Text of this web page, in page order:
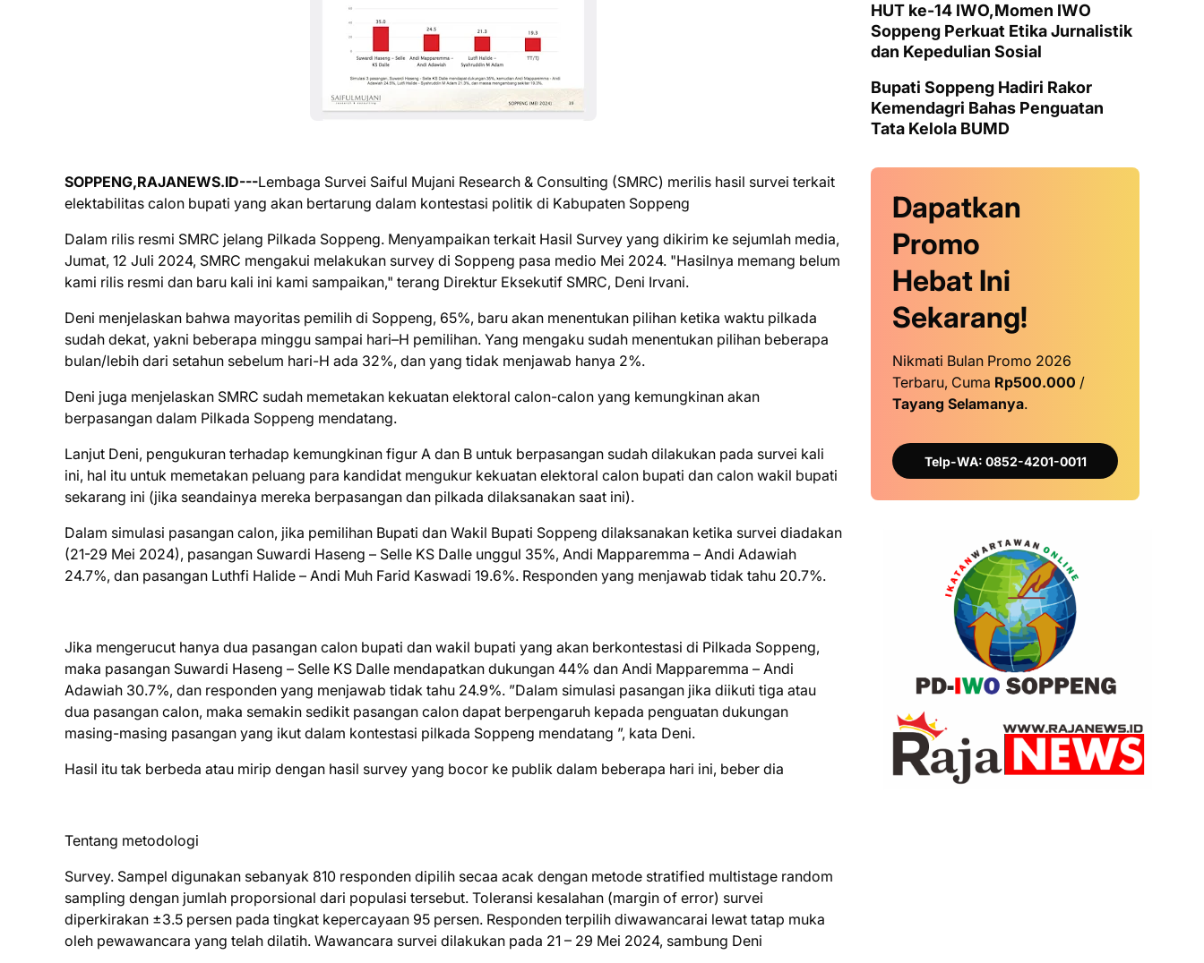
SOPPENG,RAJANEWS.ID---Lembaga Survei Saiful Mujani Research & Consulting (SMRC) merilis hasil survei terkait
elektabilitas calon bupati yang akan bertarung dalam kontestasi politik di Kabupaten Soppeng
Dalam rilis resmi SMRC jelang Pilkada Soppeng. Menyampaikan terkait Hasil Survey yang dikirim ke sejumlah media,
Jumat, 12 Juli 2024, SMRC mengakui melakukan survey di Soppeng pasa medio Mei 2024. "Hasilnya memang belum
kami rilis resmi dan baru kali ini kami sampaikan," terang Direktur Eksekutif SMRC, Deni Irvani.
Deni menjelaskan bahwa mayoritas pemilih di Soppeng, 65%, baru akan menentukan pilihan ketika waktu pilkada
sudah dekat, yakni beberapa minggu sampai hari–H pemilihan. Yang mengaku sudah menentukan pilihan beberapa
bulan/lebih dari setahun sebelum hari-H ada 32%, dan yang tidak menjawab hanya 2%.
Deni juga menjelaskan SMRC sudah memetakan kekuatan elektoral calon-calon yang kemungkinan akan
berpasangan dalam Pilkada Soppeng mendatang.
Lanjut Deni, pengukuran terhadap kemungkinan figur A dan B untuk berpasangan sudah dilakukan pada survei kali
ini, hal itu untuk memetakan peluang para kandidat mengukur kekuatan elektoral calon bupati dan calon wakil bupati
sekarang ini (jika seandainya mereka berpasangan dan pilkada dilaksanakan saat ini).
Dalam simulasi pasangan calon, jika pemilihan Bupati dan Wakil Bupati Soppeng dilaksanakan ketika survei diadakan
(21-29 Mei 2024), pasangan Suwardi Haseng – Selle KS Dalle unggul 35%, Andi Mapparemma – Andi Adawiah
24.7%, dan pasangan Luthfi Halide – Andi Muh Farid Kaswadi 19.6%. Responden yang menjawab tidak tahu 20.7%.
Jika mengerucut hanya dua pasangan calon bupati dan wakil bupati yang akan berkontestasi di Pilkada Soppeng,
maka pasangan Suwardi Haseng – Selle KS Dalle mendapatkan dukungan 44% dan Andi Mapparemma – Andi
Adawiah 30.7%, dan responden yang menjawab tidak tahu 24.9%. ”Dalam simulasi pasangan jika diikuti tiga atau
dua pasangan calon, maka semakin sedikit pasangan calon dapat berpengaruh kepada penguatan dukungan
masing-masing pasangan yang ikut dalam kontestasi pilkada Soppeng mendatang ”, kata Deni.
Hasil itu tak berbeda atau mirip dengan hasil survey yang bocor ke publik dalam beberapa hari ini, beber dia
Tentang metodologi
Survey. Sampel digunakan sebanyak 810 responden dipilih secaa acak dengan metode stratified multistage random
sampling dengan jumlah proporsional dari populasi tersebut. Toleransi kesalahan (margin of error) survei
diperkirakan ±3.5 persen pada tingkat kepercayaan 95 persen. Responden terpilih diwawancarai lewat tatap muka
oleh pewawancara yang telah dilatih. Wawancara survei dilakukan pada 21 – 29 Mei 2024, sambung Deni
HUT ke-14 IWO,Momen IWO
Soppeng Perkuat Etika Jurnalistik
dan Kepedulian Sosial
Bupati Soppeng Hadiri Rakor
Kemendagri Bahas Penguatan
Tata Kelola BUMD
Dapatkan
Promo
Hebat Ini
Sekarang!
Nikmati Bulan Promo 2026
Terbaru, Cuma Rp500.000 /
Tayang Selamanya.
Telp-WA: 0852-4201-0011